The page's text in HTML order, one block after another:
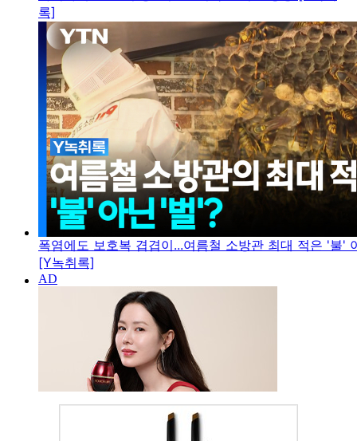
록]
폭염에도 보호복 겹겹이...여름철 소방관 최대 적은 '불'
[Y녹취록]